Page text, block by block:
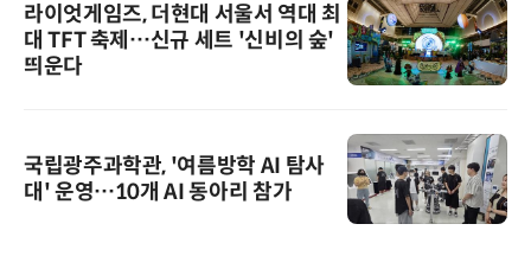
라이엇게임즈, 더현대 서울서 역대 최
대 TFT 축제…신규 세트 '신비의 숲'
띄운다
국립광주과학관, '여름방학 AI 탐사
대' 운영…10개 AI 동아리 참가